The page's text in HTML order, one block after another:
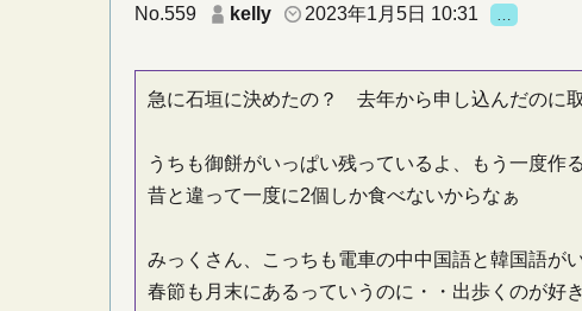
No.559 kelly 2023年1月5日 10:31
急に石垣に決めたの？ 去年から申し込んだのに
うちも御餅がいっぱい残っているよ、もう一度作
昔と違って一度に2個しか食べないからなぁ
みっくさん、こっちも電車の中中国語と韓国語が
春節も月末にあるっていうのに・・出歩くのが好